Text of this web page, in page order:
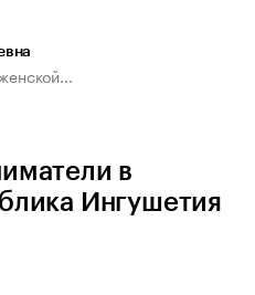
в
Ингушетия